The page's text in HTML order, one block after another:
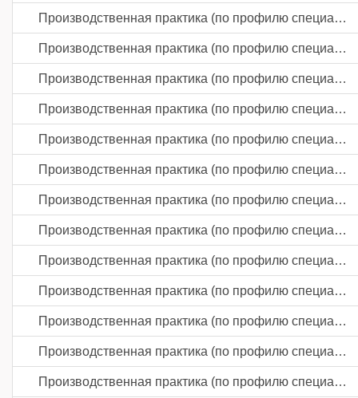
Производственная практика (по профилю специальности)
Производственная практика (по профилю специальности)
Производственная практика (по профилю специальности)
Производственная практика (по профилю специальности)
Производственная практика (по профилю специальности)
Производственная практика (по профилю специальности)
Производственная практика (по профилю специальности)
Производственная практика (по профилю специальности)
Производственная практика (по профилю специальности)
Производственная практика (по профилю специальности)
Производственная практика (по профилю специальности)
Производственная практика (по профилю специальности)
Производственная практика (по профилю специальности)